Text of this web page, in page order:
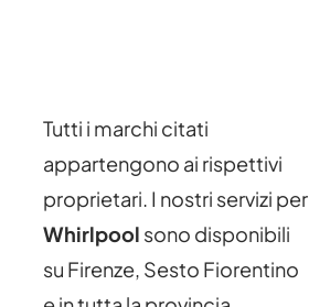
Tutti i marchi citati
appartengono ai rispettivi
proprietari. I nostri servizi per
Whirlpool sono disponibili
su Firenze, Sesto Fiorentino